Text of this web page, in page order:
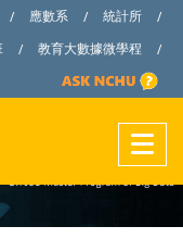
/ 應數系 / 統計所
/
/ 教育大數據微學程 /